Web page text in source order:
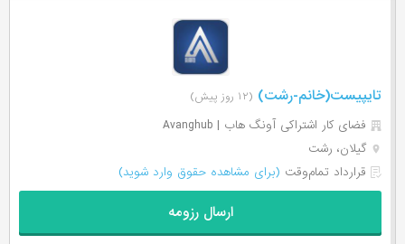
تایپیست(خانم-رشت) (۱۲ روز پیش)
فضای کار اشتراکی آونگ هاب | Avanghub
گیلان، رشت
قرارداد تمام‌وقت (برای مشاهده حقوق وارد شوید)
ارسال رزومه